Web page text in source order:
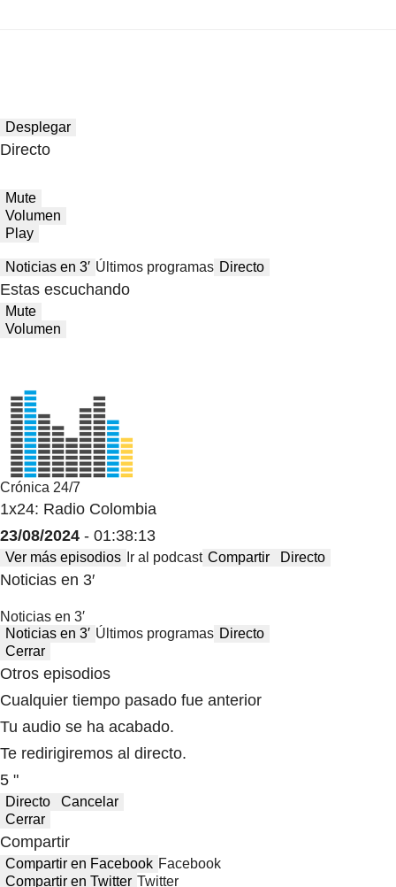
Desplegar
Directo
Mute
Volumen
Play
Noticias en 3′ Últimos programas Directo
Estas escuchando
Mute
Volumen
Crónica 24/7
1x24: Radio Colombia
23/08/2024 - 01:38:13
Ver más episodios Ir al podcast Compartir Directo
Noticias en 3′
Noticias en 3′
Noticias en 3′ Últimos programas Directo
Cerrar
Otros episodios
Cualquier tiempo pasado fue anterior
Tu audio se ha acabado.
Te redirigiremos al directo.
5 "
Directo
Cancelar
Cerrar
Compartir
Compartir en Facebook Facebook
Compartir en Twitter Twitter